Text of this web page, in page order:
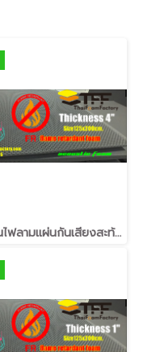
โฟมกันไฟลามแผ่นกันเสียงสะท้อนลายรังไข่ flame retardant foam หนา4นิ้ว